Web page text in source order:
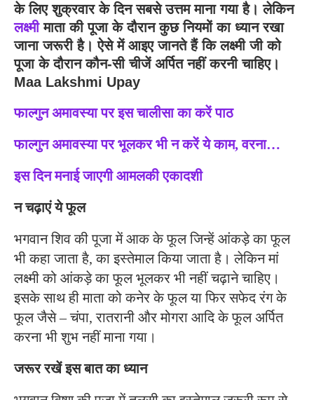
के लिए शुक्रवार के दिन सबसे उत्तम माना गया है। लेकिन
लक्ष्मीमाता की पूजा के दौरान कुछ नियमों का ध्यान रखा
जाना जरूरी है। ऐसे में आइए जानते हैं कि लक्ष्मी जी को
पूजा के दौरान कौन-सी चीजें अर्पित नहीं करनी चाहिए।
Maa Lakshmi Upay
फाल्गुन अमावस्या पर इस चालीसा का करें पाठ
फाल्गुन अमावस्या पर भूलकर भी न करें ये काम, वरना…
इस दिन मनाई जाएगी आमलकी एकादशी
न चढ़ाएं ये फूल
भगवान शिव की पूजा में आक के फूल जिन्हें आंकड़े का फूल
भी कहा जाता है, का इस्तेमाल किया जाता है। लेकिन मां
लक्ष्मी को आंकड़े का फूल भूलकर भी नहीं चढ़ाने चाहिए।
इसके साथ ही माता को कनेर के फूल या फिर सफेद रंग के
फूल जैसे – चंपा, रातरानी और मोगरा आदि के फूल अर्पित
करना भी शुभ नहीं माना गया।
जरूर रखें इस बात का ध्यान